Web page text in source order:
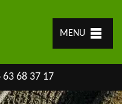
MENU
63 68 37 17